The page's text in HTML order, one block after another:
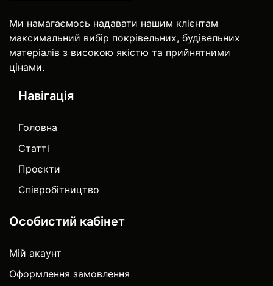
Ми намагаємось надавати нашим клієнтам
максимальний вибір покрівельних, будівельних
матеріалів з високою якістю та прийнятними
цінами.
Навігація
Головна
Статті
Проєкти
Співробітництво
Особистий кабінет
Мій акаунт
Оформлення замовлення